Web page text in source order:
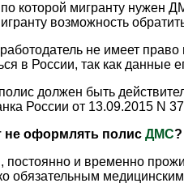
которой мигранту нужен
возможность
работодатель не имеет
в России, так как
должен быть
России от 13.09.2015 N
не оформлять полис ДМС
и временно
обязательным